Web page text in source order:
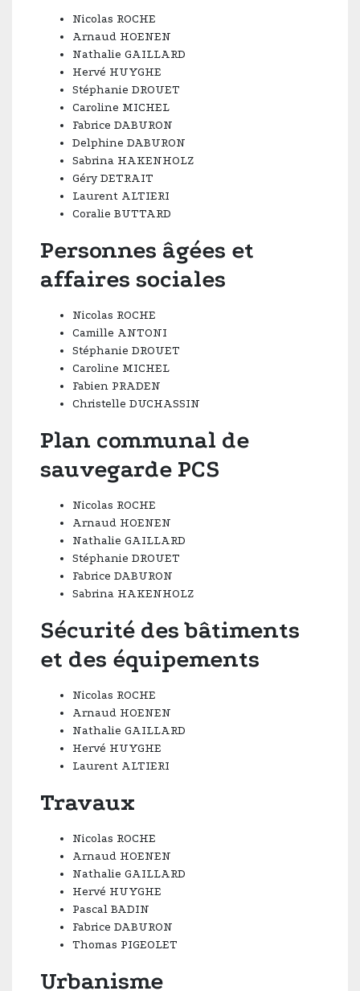
Nicolas ROCHE
Arnaud HOENEN
Nathalie GAILLARD
Hervé HUYGHE
Stéphanie DROUET
Caroline MICHEL
Fabrice DABURON
Delphine DABURON
Sabrina HAKENHOLZ
Géry DETRAIT
Laurent ALTIERI
Coralie BUTTARD
Personnes âgées et
affaires sociales
Nicolas ROCHE
Camille ANTONI
Stéphanie DROUET
Caroline MICHEL
Fabien PRADEN
Christelle DUCHASSIN
Plan communal de
sauvegarde PCS
Nicolas ROCHE
Arnaud HOENEN
Nathalie GAILLARD
Stéphanie DROUET
Fabrice DABURON
Sabrina HAKENHOLZ
Sécurité des bâtiments
et des équipements
Nicolas ROCHE
Arnaud HOENEN
Nathalie GAILLARD
Hervé HUYGHE
Laurent ALTIERI
Travaux
Nicolas ROCHE
Arnaud HOENEN
Nathalie GAILLARD
Hervé HUYGHE
Pascal BADIN
Fabrice DABURON
Thomas PIGEOLET
Urbanisme